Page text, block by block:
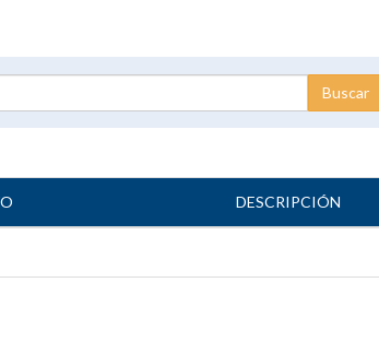
DESCRIPCIÓN